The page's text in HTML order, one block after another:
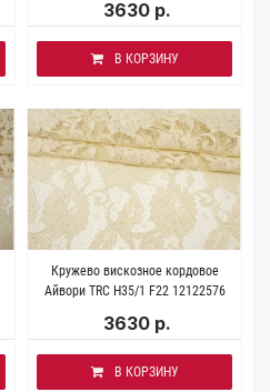
3630 р.
В КОРЗИНУ
Кружево вискозное кордовое
Айвори TRC H35/1 F22 12122576
3630 р.
В КОРЗИНУ